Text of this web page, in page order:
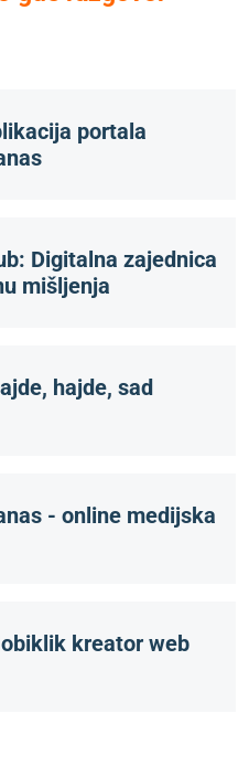
portala
Digitalna zajednica
mišljenja
hajde, sad
- online medijska
kreator web